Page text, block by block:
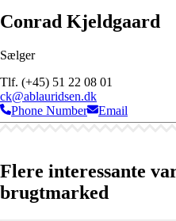
Conrad Kjeldgaard
Sælger
Tlf. (+45) 51 22 08 01
ck@ablauridsen.dk
Phone Number
Email
Flere interessante
brugtmarked